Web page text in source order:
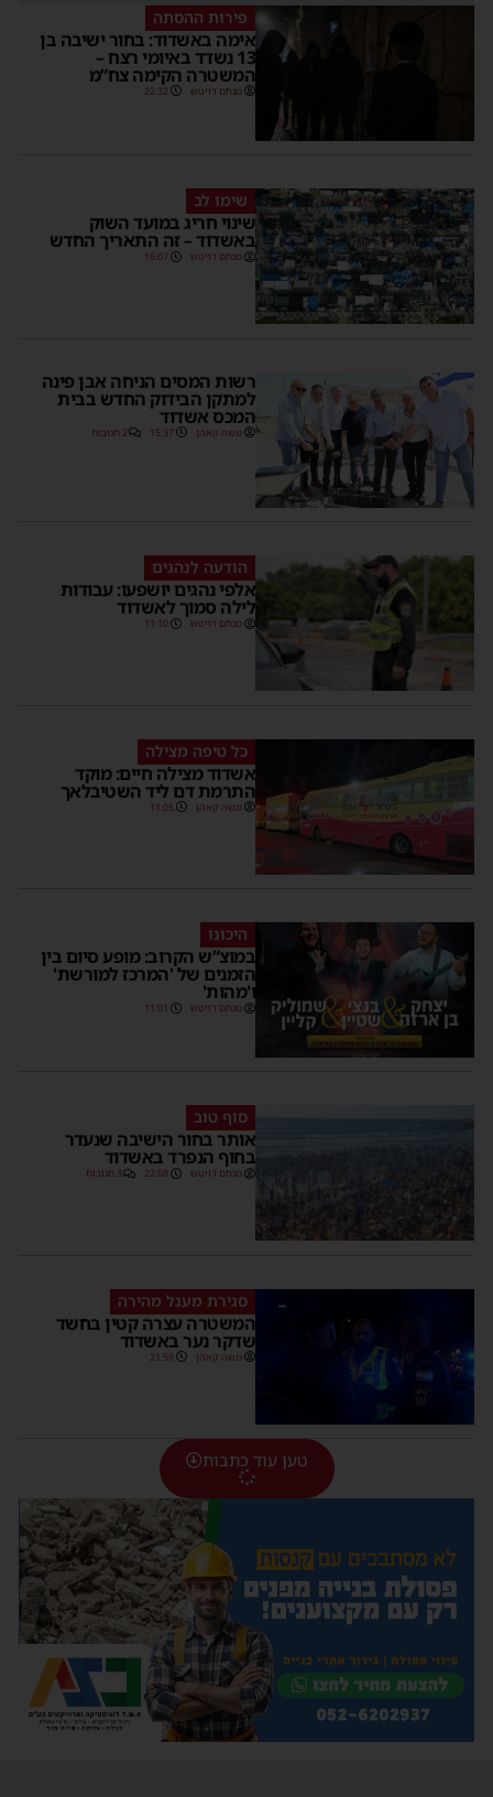
פירות ההסתה
אימה באשדוד: בחור ישיבה בן
13 נשדד באיומי רצח –
המשטרה הקימה צח”מ
מנחם דויטש 22:32
שימו לב
שינוי חריג במועד השוק
באשדוד – זה התאריך החדש
מנחם דויטש 16:07
רשות המסים הניחה אבן פינה
למתקן הבידוק החדש בבית
המכס אשדוד
משה קאהן 15:37 2 תגובות
הודעה לנהגים
אלפי נהגים יושפעו: עבודות
לילה סמוך לאשדוד
מנחם דויטש 11:10
כל טיפה מצילה
אשדוד מצילה חיים: מוקד
התרמת דם ליד השטיבלאך
משה קאהן 11:05
היכונו
במוצ”ש הקרוב: מופע סיום בין
הזמנים של 'המרכז למורשת'
ו'מהות'
מנחם דויטש 11:01
סוף טוב
אותר בחור הישיבה שנעדר
בחוף הנפרד באשדוד
מנחם דויטש 22:08 3 תגובות
סגירת מעגל מהירה
המשטרה עצרה קטין בחשד
שדקר נער באשדוד
משה קאהן 21:59
טען עוד כתבות